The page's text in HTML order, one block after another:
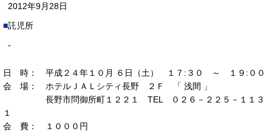
2012年9月28日
託児所
-
日 時： 平成２４年１０月 ６日（土） １７:３０ ～ １９:００
会 場： ホテルＪＡＬシティ長野 ２Ｆ 「 浅間 」
長野市問御所町１２２１ TEL ０２６－２２５－１１３
１
会 費： １０００円